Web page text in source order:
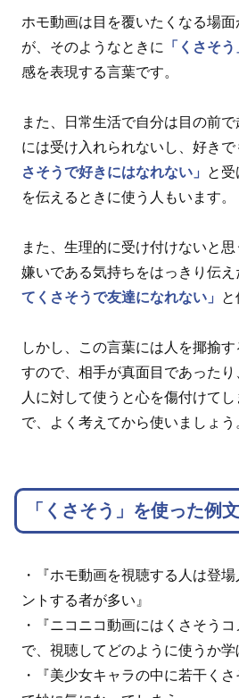
ホモ動画は目を覆いたくなる場
が、そのようなときに 「くさそう
感を表現する言葉です。
また、日常生活で自分は目の前
には受け入れられないし、好きで
さそうで好きにはなれない」
と
を伝えるときに使う人もいます。
また、生理的に受け付けないと
嫌いである気持ちをはっきり伝え
てくさそうで友達になれない」
と
しかし、この言葉には人を揶揄
すので、相手が真面目であった
人に対して使うと心を傷付けて
で、よく考えてから使いましょう
「くさそう」を使った例
・『ホモ動画を視聴する人は登
ントする者が多い』
・『ニコニコ動画にはくさそう
で、視聴してどのように使うか学
・『美少女キャラの中に若干く